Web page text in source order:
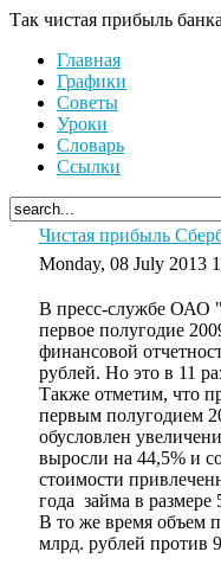
Так чистая прибыль
Главная
Графики
Советы
Уроки
Словарь
Ссылки
Чистая прибыль
Monday, 08 July 2013
В пресс-службе ОАО
первое полугодие
финансовой
рублей. Но это в 11
Также отметим, что
первым полугодием
обусловлен
выросли на 44,5% и
стоимости
года займа в размере
В то же время объем
млрд. рублей против